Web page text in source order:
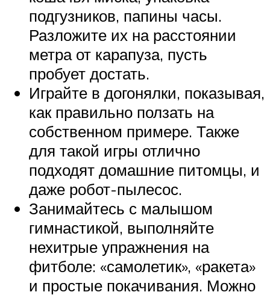
подгузников, папины часы.
Разложите их на расстоянии
метра от карапуза, пусть
пробует достать.
Играйте в догонялки, показывая,
как правильно ползать на
собственном примере. Также
для такой игры отлично
подходят домашние питомцы, и
даже робот-пылесос.
Занимайтесь с малышом
гимнастикой, выполняйте
нехитрые упражнения на
фитболе: «самолетик», «ракета»
и простые покачивания. Можно